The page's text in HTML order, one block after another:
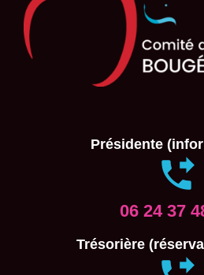
Présidente
06 24 37
Trésorière